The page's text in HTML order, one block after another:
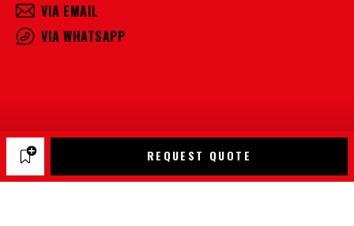
VIA EMAIL
VIA WHATSAPP
REQUEST QUOTE